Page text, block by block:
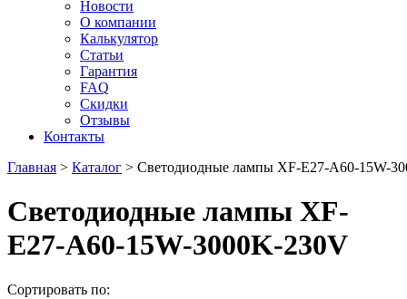
Новости
О компании
Калькулятор
Статьи
Гарантия
FAQ
Скидки
Отзывы
Контакты
Главная > Каталог > Светодиодные лампы XF-E27-A60-15W-
Светодиодные лампы XF-
E27-A60-15W-3000K-230V
Сортировать по: